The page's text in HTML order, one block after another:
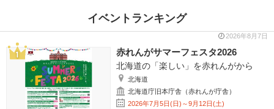
イベントランキング
2026年8月7日
赤れんがサマーフェスタ2026
北海道の「楽しい」を赤れんがから
北海道
北海道庁旧本庁舎（赤れんが庁舎）
2026年7月5日(日)～9月12日(土)